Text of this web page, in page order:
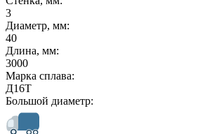
3
Диаметр, мм:
40
Длина, мм:
3000
Марка сплава:
Д16Т
Большой диаметр: